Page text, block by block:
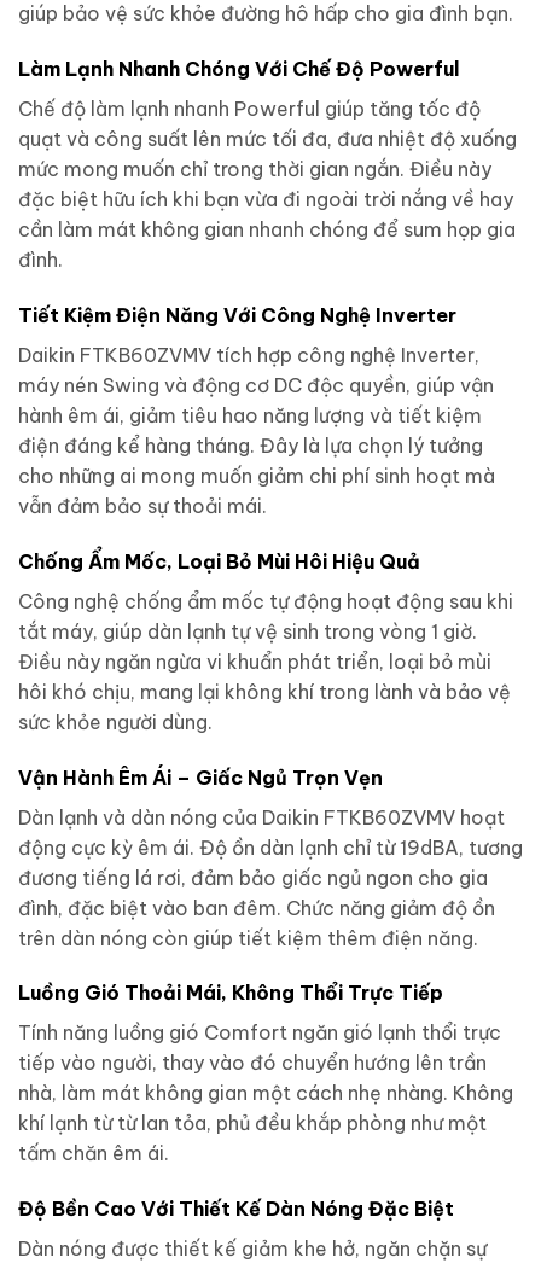
giúp bảo vệ sức khỏe đường hô hấp cho gia đình bạn.
Làm Lạnh Nhanh Chóng Với Chế Độ Powerful
Chế độ làm lạnh nhanh Powerful giúp tăng tốc độ
quạt và công suất lên mức tối đa, đưa nhiệt độ xuống
mức mong muốn chỉ trong thời gian ngắn. Điều này
đặc biệt hữu ích khi bạn vừa đi ngoài trời nắng về hay
cần làm mát không gian nhanh chóng để sum họp gia
đình.
Tiết Kiệm Điện Năng Với Công Nghệ Inverter
Daikin FTKB60ZVMV tích hợp công nghệ Inverter,
máy nén Swing và động cơ DC độc quyền, giúp vận
hành êm ái, giảm tiêu hao năng lượng và tiết kiệm
điện đáng kể hàng tháng. Đây là lựa chọn lý tưởng
cho những ai mong muốn giảm chi phí sinh hoạt mà
vẫn đảm bảo sự thoải mái.
Chống Ẩm Mốc, Loại Bỏ Mùi Hôi Hiệu Quả
Công nghệ chống ẩm mốc tự động hoạt động sau khi
tắt máy, giúp dàn lạnh tự vệ sinh trong vòng 1 giờ.
Điều này ngăn ngừa vi khuẩn phát triển, loại bỏ mùi
hôi khó chịu, mang lại không khí trong lành và bảo vệ
sức khỏe người dùng.
Vận Hành Êm Ái – Giấc Ngủ Trọn Vẹn
Dàn lạnh và dàn nóng của Daikin FTKB60ZVMV hoạt
động cực kỳ êm ái. Độ ồn dàn lạnh chỉ từ 19dBA, tương
đương tiếng lá rơi, đảm bảo giấc ngủ ngon cho gia
đình, đặc biệt vào ban đêm. Chức năng giảm độ ồn
trên dàn nóng còn giúp tiết kiệm thêm điện năng.
Luồng Gió Thoải Mái, Không Thổi Trực Tiếp
Tính năng luồng gió Comfort ngăn gió lạnh thổi trực
tiếp vào người, thay vào đó chuyển hướng lên trần
nhà, làm mát không gian một cách nhẹ nhàng. Không
khí lạnh từ từ lan tỏa, phủ đều khắp phòng như một
tấm chăn êm ái.
Độ Bền Cao Với Thiết Kế Dàn Nóng Đặc Biệt
Dàn nóng được thiết kế giảm khe hở, ngăn chặn sự